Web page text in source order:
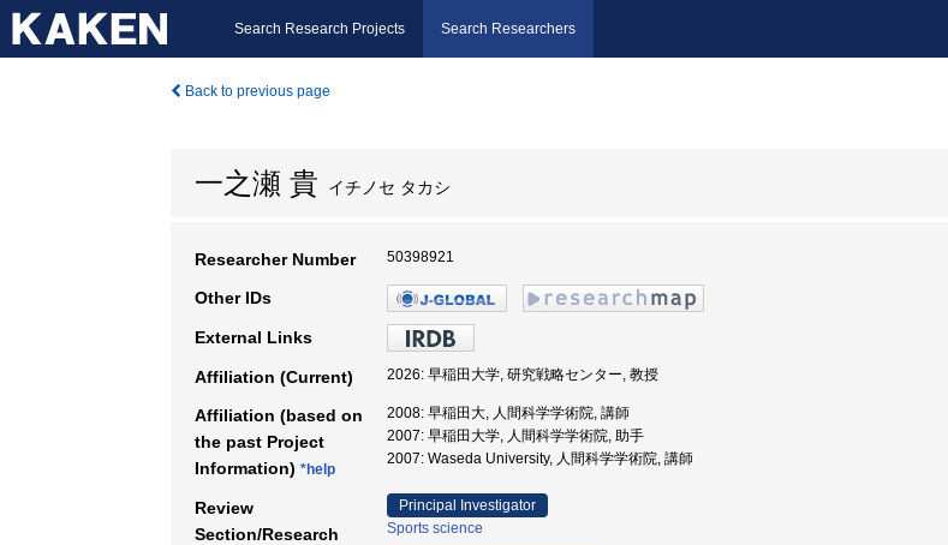
Search Research Projects Search Researchers
Back to previous page
一之瀬 貴 イチノセ タカシ
Researcher Number 50398921
Other IDs
External Links
Affiliation (Current) 2026: 早稲田大学, 研究戦略センター, 教授
Affiliation (based on
the past Project
Information) *help
2008: 早稲田大, 人間科学学術院, 講師
2007: 早稲田大学, 人間科学学術院, 助手
2007: Waseda University, 人間科学学術院, 講師
Review
Section/Research
Principal Investigator
Sports science